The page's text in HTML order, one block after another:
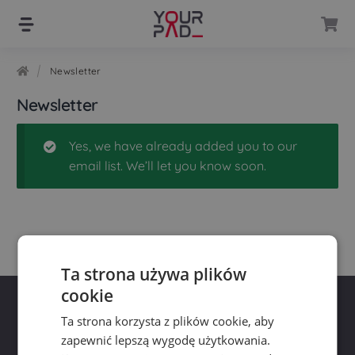
Skip
navigation
Skip
contentNewsletter
Newsletter
Yes, we have already added you to our
email list. We’ll let you know soon.
Ta strona używa plików
cookie
Ta strona korzysta z plików cookie, aby
zapewnić lepszą wygodę użytkowania.